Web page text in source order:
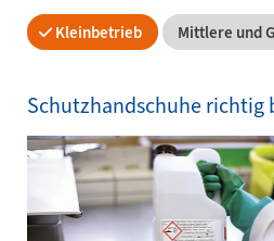
Kleinbetrieb Mittlere und
Schutzhandschuhe richtig